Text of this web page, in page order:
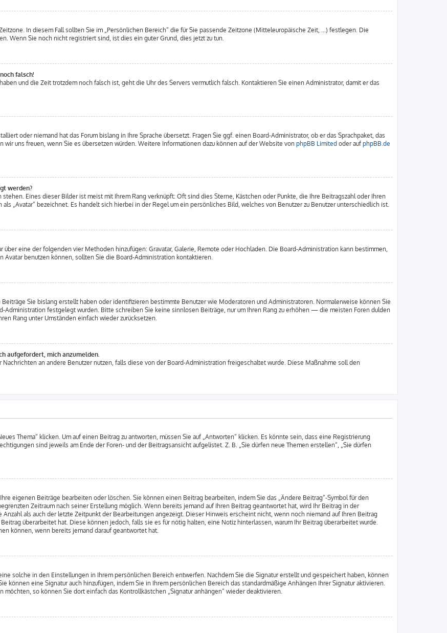
In diesem Fall sollten Sie im „Persönlichen Bereich“ die für Sie passende Zeitzone (Mitteleuropäische Zeit, ...) festlegen. Die
Wenn Sie noch nicht registriert sind, ist dies ein guter Grund, dies jetzt zu tun.
falsch!
und die Zeit trotzdem noch falsch ist, geht die Uhr des Servers vermutlich falsch. Kontaktieren Sie einen Administrator, damit er das
oder niemand hat das Forum bislang in Ihre Sprache übersetzt. Fragen Sie ggf. einen Board-Administrator, ob er das Sprachpaket, das
uns freuen, wenn Sie es übersetzen würden. Weitere Informationen dazu können auf der Website von phpBB Limited oder auf phpBB.de
werden?
Eines dieser Bilder ist meist mit Ihrem Rang verknüpft: Oft sind dies Sterne, Kästchen oder Punkte, die Ihre Beitragszahl oder Ihren
„Avatar“ bezeichnet. Es handelt sich hierbei in der Regel um ein persönliches Bild, welches von Benutzer zu Benutzer unterschiedlich ist.
über eine der folgenden vier Methoden hinzufügen: Gravatar, Galerie, Remote oder Hochladen. Die Board-Administration kann bestimmen,
Avatar benutzen können, sollten Sie die Board-Administration kontaktieren.
Sie bislang erstellt haben oder identifizieren bestimmte Benutzer wie Moderatoren und Administratoren. Normalerweise können Sie
Administration festgelegt wurden. Bitte schreiben Sie keine sinnlosen Beiträge, nur um Ihren Rang zu erhöhen — die meisten Foren dulden
Rang unter Umständen einfach wieder zurücksetzen.
aufgefordert, mich anzumelden.
an andere Benutzer nutzen, falls diese von der Board-Administration freigeschaltet wurde. Diese Maßnahme soll den
Thema“ klicken. Um auf einen Beitrag zu antworten, müssen Sie auf „Antworten“ klicken. Es könnte sein, dass eine Registrierung
sind jeweils am Ende der Foren- und der Beitragsansicht aufgelistet. Z. B. „Sie dürfen neue Themen erstellen“, „Sie dürfen
eigenen Beiträge bearbeiten oder löschen. Sie können einen Beitrag bearbeiten, indem Sie das „Ändere Beitrag“-Symbol für den
Zeitraum nach seiner Erstellung möglich. Wenn bereits jemand auf Ihren Beitrag geantwortet hat, wird Ihr Beitrag in der
als auch der letzte Zeitpunkt der Bearbeitungen angezeigt. Dieser Hinweis erscheint nicht, wenn noch niemand auf Ihren Beitrag
überarbeitet hat. Diese können jedoch, falls sie es für nötig halten, eine Notiz hinterlassen, warum Ihr Beitrag überarbeitet wurde.
können, wenn bereits jemand darauf geantwortet hat.
solche in den Einstellungen in Ihrem persönlichen Bereich entwerfen. Nachdem Sie die Signatur erstellt und gespeichert haben, können
können eine Signatur auch hinzufügen, indem Sie in Ihrem persönlichen Bereich das standardmäßige Anhängen Ihrer Signatur aktivieren.
so können Sie dort einfach das Kontrollkästchen „Signatur anhängen“ wieder deaktivieren.